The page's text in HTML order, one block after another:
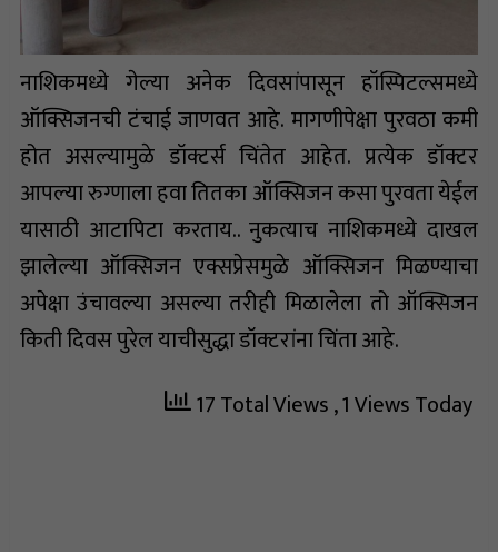
नाशिकमध्ये गेल्या अनेक दिवसांपासून हॉस्पिटल्समध्ये
ऑक्सिजनची टंचाई जाणवत आहे. मागणीपेक्षा पुरवठा कमी
होत असल्यामुळे डॉक्टर्स चिंतेत आहेत. प्रत्येक डॉक्टर
आपल्या रुग्णाला हवा तितका ऑक्सिजन कसा पुरवता येईल
यासाठी आटापिटा करताय.. नुकत्याच नाशिकमध्ये दाखल
झालेल्या ऑक्सिजन एक्सप्रेसमुळे ऑक्सिजन मिळण्याचा
अपेक्षा उंचावल्या असल्या तरीही मिळालेला तो ऑक्सिजन
किती दिवस पुरेल याचीसुद्धा डॉक्टरांना चिंता आहे.
17 Total Views, 1 Views Today